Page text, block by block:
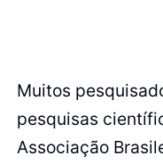
Muitos
pesquisas
Associação